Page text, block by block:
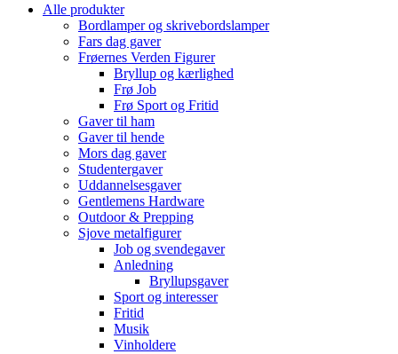
Alle produkter
Bordlamper og skrivebordslamper
Fars dag gaver
Frøernes Verden Figurer
Bryllup og kærlighed
Frø Job
Frø Sport og Fritid
Gaver til ham
Gaver til hende
Mors dag gaver
Studentergaver
Uddannelsesgaver
Gentlemens Hardware
Outdoor & Prepping
Sjove metalfigurer
Job og svendegaver
Anledning
Bryllupsgaver
Sport og interesser
Fritid
Musik
Vinholdere